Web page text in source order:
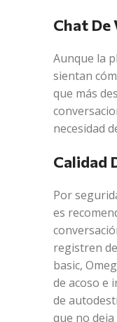
Chat
Aunque la
sientan
que más
necesidad
Calidad
Por
es
registren
basic,
de acoso e
de
que no